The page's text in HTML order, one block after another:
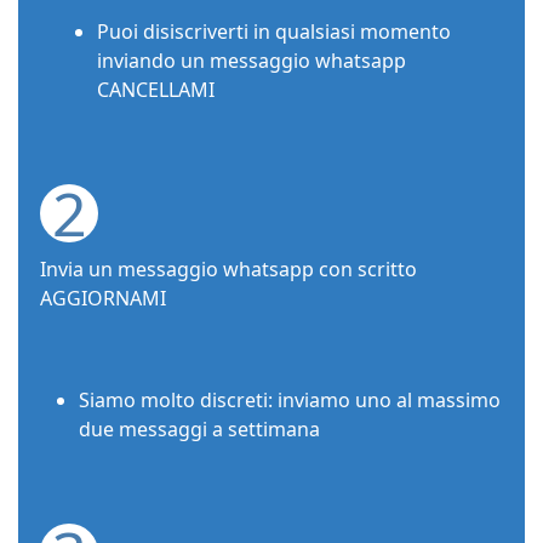
Puoi disiscriverti in qualsiasi momento
inviando un messaggio whatsapp
CANCELLAMI
2
Invia un messaggio whatsapp con scritto
AGGIORNAMI
Siamo molto discreti: inviamo uno al massimo
due messaggi a settimana